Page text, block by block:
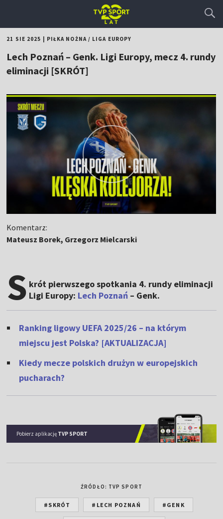
21 SIE 2025 PIŁKA NOŻNA/ LIGA EUROPY
Lech Poznań – Genk. Ligi Europy, mecz 4. rundy
eliminacji [SKRÓT]
Komentarz:
Mateusz Borek, Grzegorz Mielcarski
S krót pierwszego spotkania 4. rundy eliminacji
Ligi Europy: Lech Poznań – Genk.
Ranking ligowy UEFA 2025/26 – na którym
miejscu jest Polska? [AKTUALIZACJA]
Kiedy mecze polskich drużyn w europejskich
pucharach?
Pobierz aplikację TVP SPORT
ŹRÓDŁO: TVP SPORT
#SKRÓT #LECH POZNAŃ #GENK